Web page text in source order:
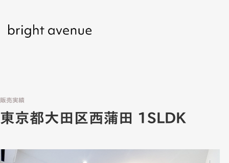
販売実績
東京都大田区西蒲田 1SLDK